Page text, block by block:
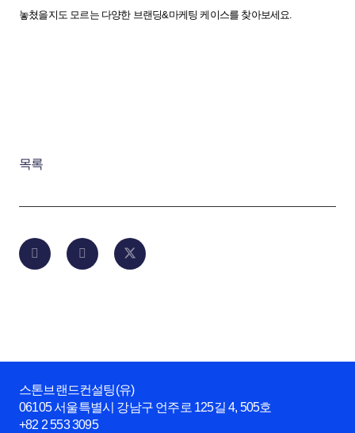
놓쳤을지도 모르는 다양한 브랜딩&마케팅 케이스를 찾아보세요.
목록
스톤브랜드컨설팅(유)
06105 서울특별시 강남구 언주로 125길 4, 505호
+82 2 553 3095